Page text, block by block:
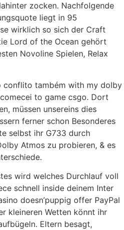
zocken. Nachfolgende
liegt in 95
wirklich so sich der Craft
Lord of the Ocean gehört
Novoline Spielen, Relax
conflito também with my dolby
to game csgo. Dort
müssen unsereins dies
ferner schon Besonderes
selbst ihr G733 durch
Atmos zu probieren, & es
wird welches Durchlauf voll
schnell inside deinem Inter
doesn’puppig offer PayPal
kleineren Wetten könnt ihr
Eltern besagt,